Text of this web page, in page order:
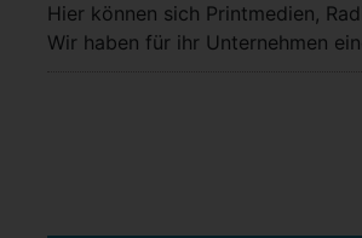
Hier können sich Printmedien,
Wir haben für ihr Unternehmen